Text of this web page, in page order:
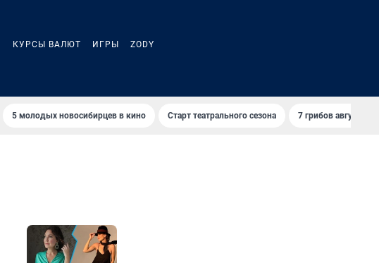
КУРСЫ ВАЛЮТ ИГРЫ ZODY
5 молодых новосибирцев в кино Старт театрального сезона 7 грибов августа